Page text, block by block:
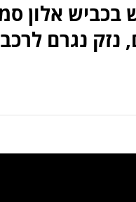
אלון
נזק נגרם